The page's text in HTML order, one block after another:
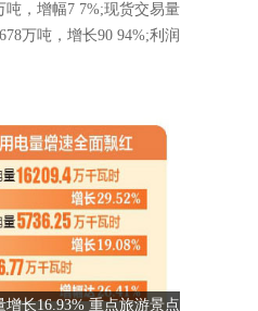
吨，增幅7 7%;现货交易量
万吨，增长90 94%;利润
长16.93% 重点旅游景点